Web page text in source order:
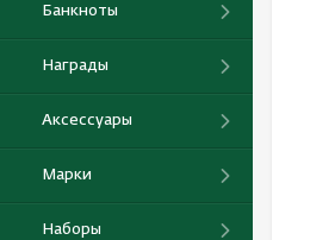
Банкноты
Награды
Аксессуары
Марки
Наборы